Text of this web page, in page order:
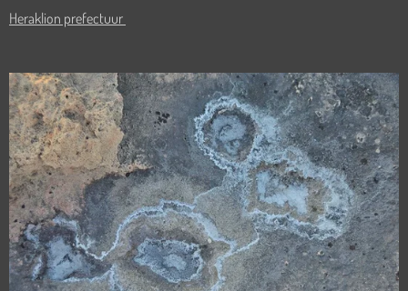
Heraklion prefectuur